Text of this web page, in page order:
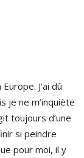
J’ai dû
je ne m’inquiète
toujours d’une
si peindre
pour moi, il y